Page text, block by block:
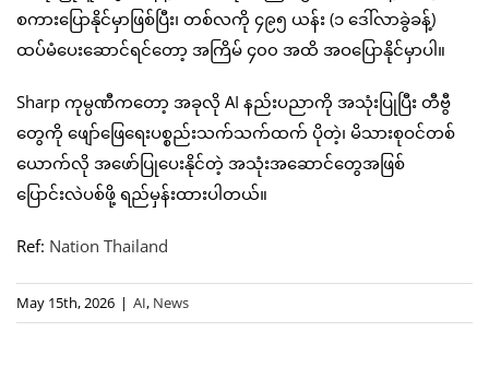
စကားပြောနိုင်မှာဖြစ်ပြီး၊ တစ်လကို ၄၉၅ ယန်း (၁ ဒေါ်လာခွဲခန့်)
ထပ်မံပေးဆောင်ရင်တော့ အကြိမ် ၄၀၀ အထိ အဝပြောနိုင်မှာပါ။
Sharp ကုမ္ပဏီကတော့ အခုလို AI နည်းပညာကို အသုံးပြုပြီး တီဗွီ
တွေကို ဖျော်ဖြေရေးပစ္စည်းသက်သက်ထက် ပိုတဲ့၊ မိသားစုဝင်တစ်
ယောက်လို အဖော်ပြုပေးနိုင်တဲ့ အသုံးအဆောင်တွေအဖြစ်
ပြောင်းလဲပစ်ဖို့ ရည်မှန်းထားပါတယ်။
Ref: Nation Thailand
May 15th, 2026 | AI, News